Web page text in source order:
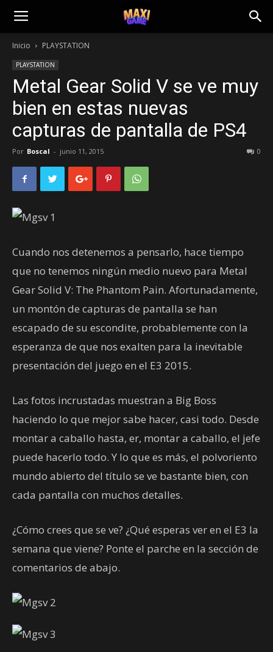
Inicio PLAYSTATION
PLAYSTATION
Metal Gear Solid V se ve muy
bien en estas nuevas
capturas de pantalla de PS4
Por Boscal - junio 11, 2015 0
Cuando nos detenemos a pensarlo, hace tiempo
que no tenemos ningún medio nuevo para Metal
Gear Solid V: The Phantom Pain. Afortunadamente,
un montón de capturas de pantalla se han
escapado de su escondite, probablemente con la
esperanza de que nos exalten para la inevitable
presentación del juego en el E3 2015.
Las fotos incrustadas muestran a Big Boss
haciendo lo que mejor sabe hacer, casi todo. Desde
montar a caballo hasta, er, montar a caballo, el jefe
puede hacerlo todo. Y lo que es más, el polvoriento
mundo abierto del título se ve bastante bien, con
cada pantalla con muchos detalles.
¿Cómo crees que se ve? ¿Qué esperas ver en el E3 la
semana que viene? Ponte el parche en la sección de
comentarios de abajo.